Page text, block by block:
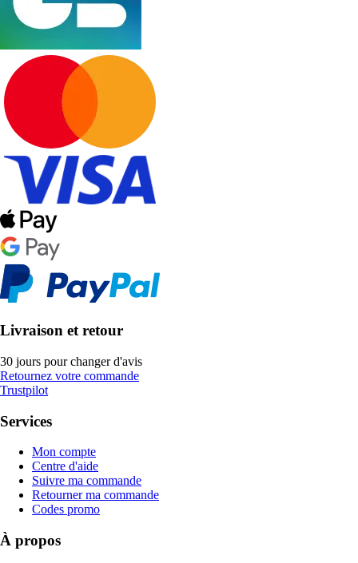
Livraison et retour
30 jours pour changer d'avis
Retournez votre commande
Trustpilot
Services
Mon compte
Centre d'aide
Suivre ma commande
Retourner ma commande
Codes promo
À propos